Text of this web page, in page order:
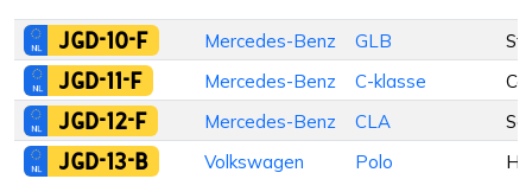
JGD-10-F Mercedes-Benz GLB
JGD-11-F Mercedes-Benz C-klasse
JGD-12-F Mercedes-Benz CLA
JGD-13-B Volkswagen Polo